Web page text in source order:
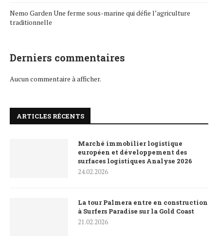
Nemo Garden Une ferme sous-marine qui défie l’agriculture
traditionnelle
Derniers commentaires
Aucun commentaire à afficher.
ARTICLES RÉCENTS
Marché immobilier logistique
européen et développement des
surfaces logistiques Analyse 2026
24.02.2026
La tour Palmera entre en construction
à Surfers Paradise sur la Gold Coast
21.02.2026